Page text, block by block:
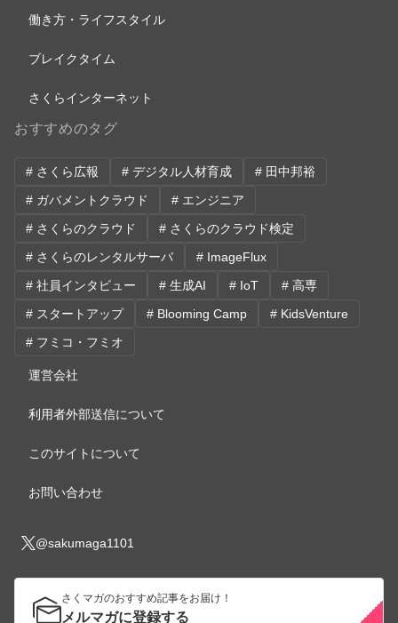
運営会社
利用者外部送信について
このサイトについて
お問い合わせ
@sakumaga1101
さくマガのおすすめ記事をお届け！
メルマガに登録する
働き方・ライフスタイル
ブレイクタイム
さくらインターネット
おすすめのタグ
# さくら広報 # デジタル人材育成
# 田中邦裕
# ガバメントクラウド
# エンジニア
# さくらのクラウド
# さくらのクラウド検定
# さくらのレンタルサーバ
# ImageFlux
# 社員インタビュー
# 生成AI # IoT
# 高専
# スタートアップ
# Blooming Camp
# KidsVenture
# フミコ・フミオ